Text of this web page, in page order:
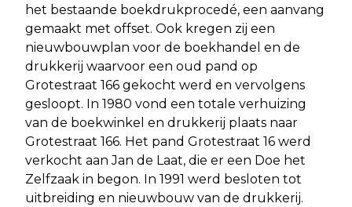
het bestaande boekdrukprocedé, een aanvang
gemaakt met offset. Ook kregen zij een
nieuwbouwplan voor de boekhandel en de
drukkerij waarvoor een oud pand op
Grotestraat 166 gekocht werd en vervolgens
gesloopt. In 1980 vond een totale verhuizing
van de boekwinkel en drukkerij plaats naar
Grotestraat 166. Het pand Grotestraat 16 werd
verkocht aan Jan de Laat, die er een Doe het
Zelfzaak in begon. In 1991 werd besloten tot
uitbreiding en nieuwbouw van de drukkerij.